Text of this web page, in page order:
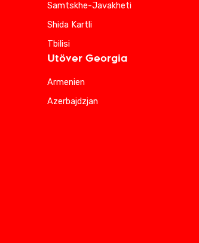
Samtskhe-Javakheti
Shida Kartli
Tbilisi
Utöver Georgia
Armenien
Azerbajdzjan